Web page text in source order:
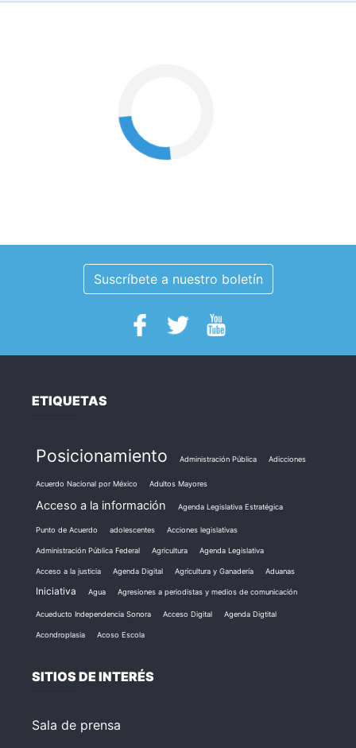
Suscríbete a nuestro boletín
ETIQUETAS
Posicionamiento Administración Pública Adicciones
Acuerdo Nacional por México Adultos Mayores
Acceso a la información Agenda Legislativa Estratégica
Punto de Acuerdo adolescentes Acciones legislativas
Administración Pública Federal Agricultura Agenda Legislativa
Acceso a la justicia Agenda Digital Agricultura y Ganadería Aduanas
Iniciativa Agua Agresiones a periodistas y medios de comunicación
Acueducto Independencia Sonora Acceso Digital Agenda Digtital
Acondroplasia Acoso Escola
SITIOS DE INTERÉS
Sala de prensa